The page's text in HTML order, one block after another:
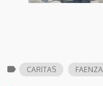
label CARITAS FAENZA